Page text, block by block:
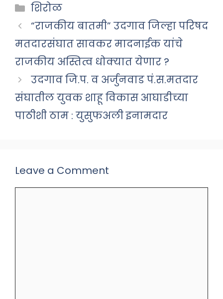
Categories
शिरोळ
“राजकीय बातमी” उदगाव जिल्हा परिषद
मतदारसंघात सावकर मादनाईक यांचे
राजकीय अस्तित्व धोक्यात येणार ?
उदगाव जि.प. व अर्जुनवाड पं.स.मतदार
संघातील युवक शाहू विकास आघाडीच्या
पाठीशी ठाम : युसुफअली इनामदार
Leave a Comment